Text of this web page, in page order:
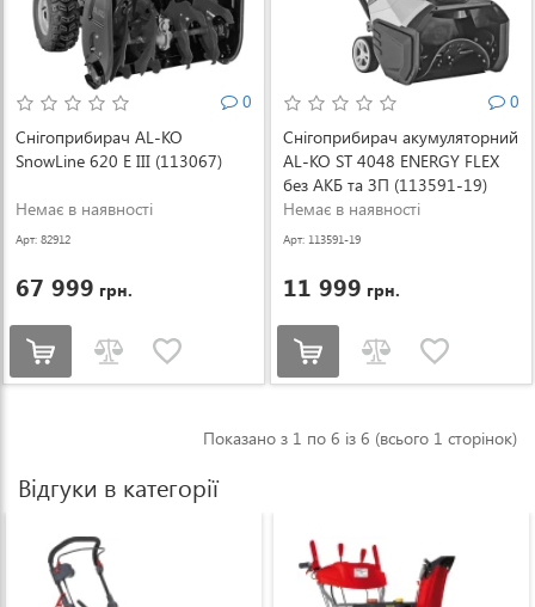
0
Снігоприбирач AL-KO
SnowLine 620 E III (113067)
Немає в наявності
Арт: 82912
67 999 грн.
0
Снігоприбирач акумуляторний
AL-KO ST 4048 ENERGY FLEX
без АКБ та ЗП (113591-19)
Немає в наявності
Арт: 113591-19
11 999 грн.
Показано з 1 по 6 із 6 (всього 1 сторінок)
Відгуки в категорії